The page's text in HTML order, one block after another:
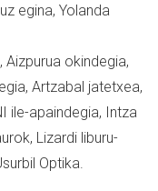
egina, Yolanda
Aizpurua okindegia,
Artzabal jatetxea,
ile-apaindegia, Intza
Lizardi liburu-
Optika.